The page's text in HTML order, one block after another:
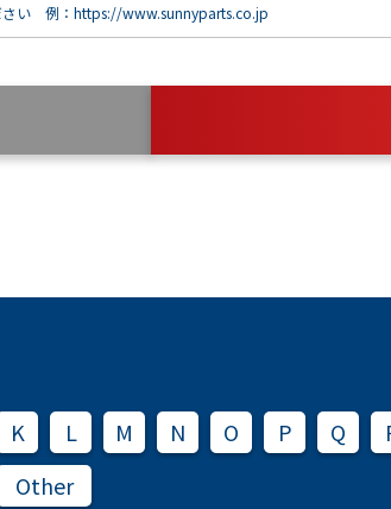
さい 例：https://www.sunnyparts.co.jp
K L M N O P Q
Other